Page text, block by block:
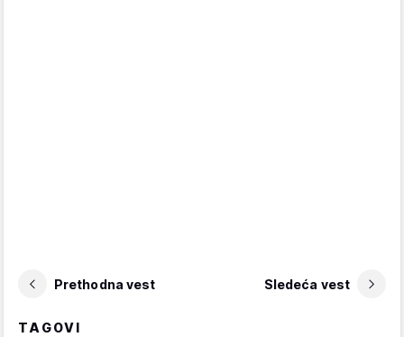
Prethodna vest Sledeća vest
TAGOVI